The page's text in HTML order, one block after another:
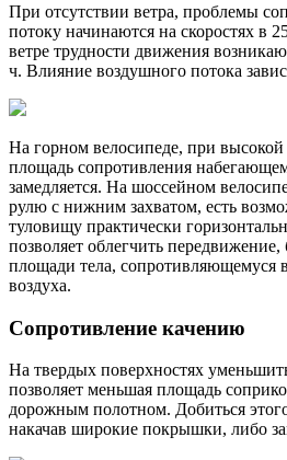
При отсутствии ветра, проблемы
потоку начинаются на скоростях в
ветре трудности движения
ч. Влияние воздушного потока
На горном велосипеде, при высокой
площадь сопротивления
замедляется. На шоссейном
рулю с нижним захватом, есть
туловищу практически
позволяет облегчить
площади тела, сопротивляющемуся
воздуха.
Сопротивление качению
На твердых поверхностях
позволяет меньшая площадь
дорожным полотном. Добиться
накачав широкие покрышки, либо